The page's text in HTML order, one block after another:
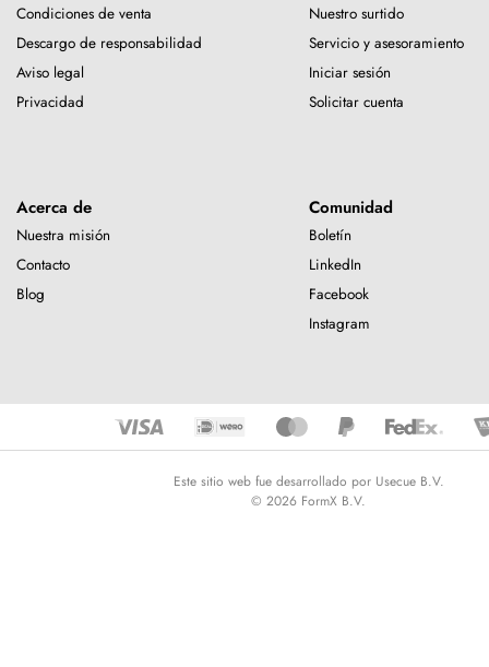
Condiciones de venta
Descargo de responsabilidad
Aviso legal
Privacidad
Nuestro surtido
Servicio y asesoramiento
Iniciar sesión
Solicitar cuenta
Acerca de
Nuestra misión
Contacto
Blog
Comunidad
Boletín
LinkedIn
Facebook
Instagram
Este sitio web fue desarrollado por Usecue B.V.
© 2026 FormX B.V.